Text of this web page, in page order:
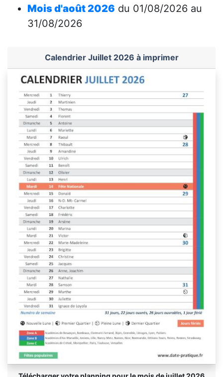
Mois d'août 2026 du 01/08/2026 au
31/08/2026
Calendrier Juillet 2026 à imprimer